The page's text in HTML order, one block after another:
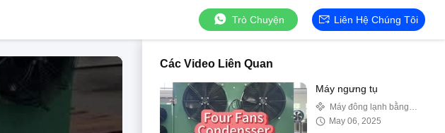
Trò Chuyện Liên Hệ Chúng Tôi
Các Video Liên Quan
Máy ngưng tụ
Máy đông lạnh bằng
không khí
May 06, 2025